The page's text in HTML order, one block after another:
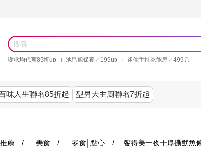
謝承均代言85折up 池昌旭保養↙199up
迷你手持冰能扇↙499元
味人生聯名85折起 型男大主廚聯名7折起
薦 / 美食 / 零食│點心 / 饗得美一夜干厚撕魷魚